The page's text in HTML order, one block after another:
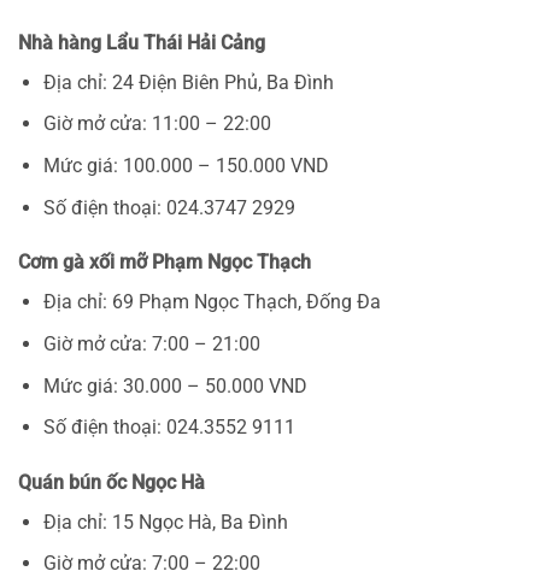
Nhà hàng Lẩu Thái Hải Cảng
Địa chỉ: 24 Điện Biên Phủ, Ba Đình
Giờ mở cửa: 11:00 – 22:00
Mức giá: 100.000 – 150.000 VND
Số điện thoại: 024.3747 2929
Cơm gà xối mỡ Phạm Ngọc Thạch
Địa chỉ: 69 Phạm Ngọc Thạch, Đống Đa
Giờ mở cửa: 7:00 – 21:00
Mức giá: 30.000 – 50.000 VND
Số điện thoại: 024.3552 9111
Quán bún ốc Ngọc Hà
Địa chỉ: 15 Ngọc Hà, Ba Đình
Giờ mở cửa: 7:00 – 22:00